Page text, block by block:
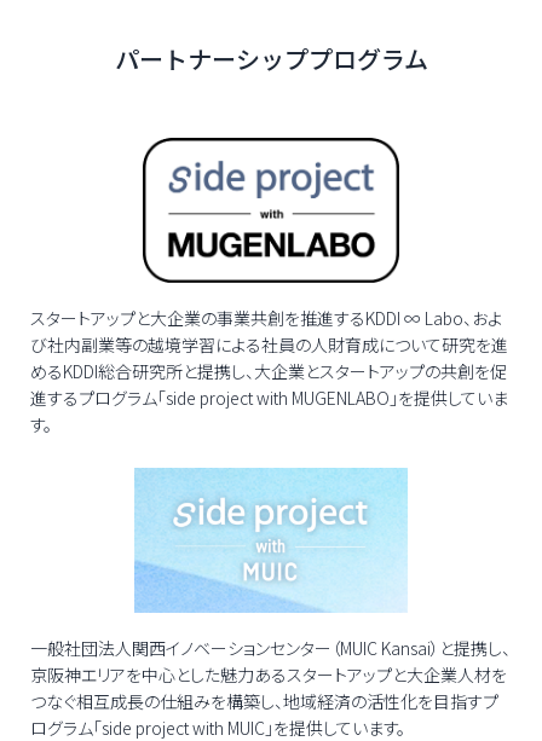
パートナーシッププログラム
スタートアップと大企業の事業共創を推進するKDDI ∞ Labo、およ
び社内副業等の越境学習による社員の人財育成について研究を進
めるKDDI総合研究所と提携し、大企業とスタートアップの共創を促
進するプログラム「side project with MUGENLABO 」を提供していま
す。
一般社団法人関西イノベーションセンター（MUIC Kansai）と提携し、
京阪神エリアを中心とした魅力あるスタートアップと大企業人材を
つなぐ相互成長の仕組みを構築し、地域経済の活性化を目指すプ
ログラム「side project with MUIC 」を提供しています。